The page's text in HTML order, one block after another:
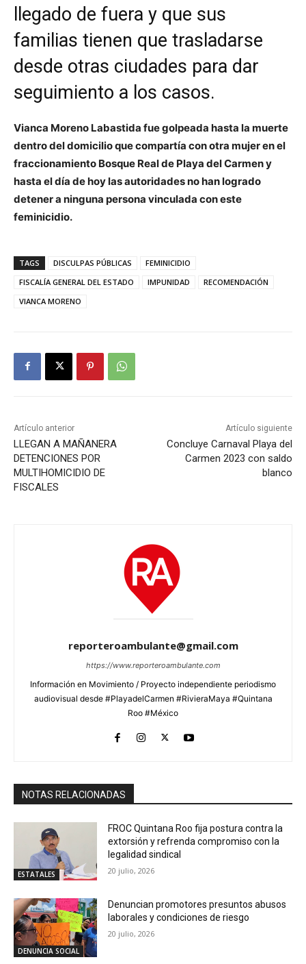
llegado de fuera y que sus
familias tienen que trasladarse
desde otras ciudades para dar
seguimiento a los casos.
Vianca Moreno Labastida fue golpeada hasta la muerte
dentro del domicilio que compartía con otra mujer en el
fraccionamiento Bosque Real de Playa del Carmen y
hasta el día de hoy las autoridades no han logrado
detener a ninguna persona vinculada con este
feminicidio.
TAGS DISCULPAS PÚBLICAS
FEMINICIDIO
FISCALÍA GENERAL DEL ESTADO
IMPUNIDAD
RECOMENDACIÓN
VIANCA MORENO
Artículo anterior
LLEGAN A MAÑANERA
DETENCIONES POR
MULTIHOMICIDIO DE
FISCALES
Artículo siguiente
Concluye Carnaval Playa del
Carmen 2023 con saldo
blanco
reporteroambulante@gmail.com
https://www.reporteroambulante.com
Información en Movimiento / Proyecto independiente periodismo
audiovisual desde #PlayadelCarmen #RivieraMaya #Quintana
Roo #México
NOTAS RELACIONADAS
ESTATALES
FROC Quintana Roo fija postura contra la
extorsión y refrenda compromiso con la
legalidad sindical
20 julio, 2026
DENUNCIA SOCIAL
Denuncian promotores presuntos abusos
laborales y condiciones de riesgo
20 julio, 2026